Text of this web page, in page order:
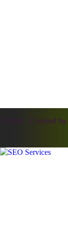
© 2026 Created by